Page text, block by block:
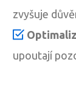
zvyšuje
upoutají